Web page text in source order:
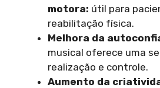
motora: útil para
reabilitação física.
Melhora da
musical oferece uma
realização e controle.
Aumento da